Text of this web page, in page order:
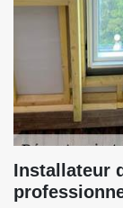
Installateur